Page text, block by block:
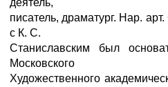
деятель,
писатель, драматург. Нар.
с К. С.
Станиславским был
Московского
Художественного